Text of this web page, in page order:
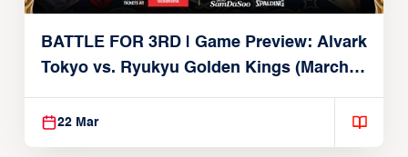
BATTLE FOR 3RD | Game Preview: Alvark
Tokyo vs. Ryukyu Golden Kings (March
22, 2026)
22 Mar